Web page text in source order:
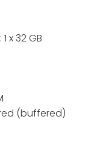
x 32 GB
(buffered)